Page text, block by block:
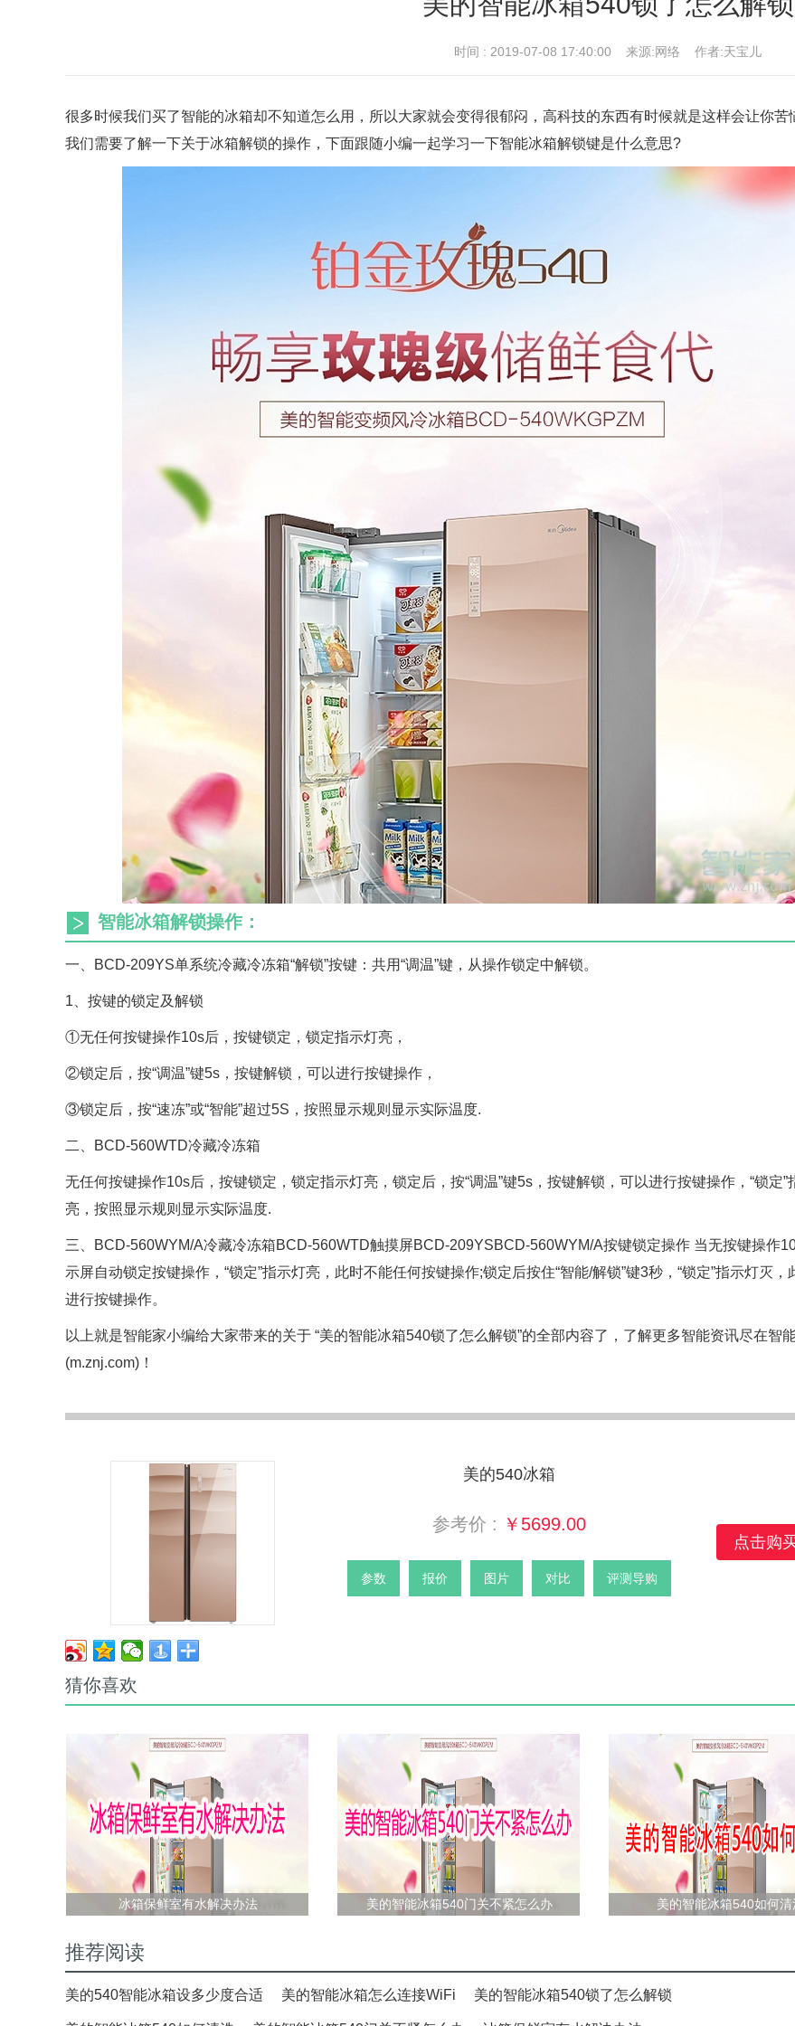
时间 : 2019-07-08 17:40:00 来源:网络 作者:天宝儿
很多时候我们买了智能的冰箱却不知道怎么用，所以大家就会变得很郁闷，高科技的东西有时候就是这样会让你苦
我们需要了解一下关于冰箱解锁的操作，下面跟随小编一起学习一下智能冰箱解锁键是什么意思?
智能冰箱解锁操作：
一、BCD-209YS单系统冷藏冷冻箱“解锁”按键：共用“调温”键，从操作锁定中解锁。
1、按键的锁定及解锁
①无任何按键操作10s后，按键锁定，锁定指示灯亮，
②锁定后，按“调温”键5s，按键解锁，可以进行按键操作，
③锁定后，按“速冻”或“智能”超过5S，按照显示规则显示实际温度.
二、BCD-560WTD冷藏冷冻箱
无任何按键操作10s后，按键锁定，锁定指示灯亮，锁定后，按“调温”键5s，按键解锁，可以进行按键操作，“锁定”
亮，按照显示规则显示实际温度.
三、BCD-560WYM/A冷藏冷冻箱BCD-560WTD触摸屏BCD-209YSBCD-560WYM/A按键锁定操作 当无按键操作
示屏自动锁定按键操作，“锁定”指示灯亮，此时不能任何按键操作;锁定后按住“智能/解锁”键3秒，“锁定”指示灯灭，
进行按键操作。
以上就是智能家小编给大家带来的关于 “美的智能冰箱540锁了怎么解锁”的全部内容了， 了解更多智能资讯尽在智
(m.znj.com) ！
点击购
美的540冰箱
参考价 : ￥5699.00
参数 报价 图片 对比 评测导购
猜你喜欢
冰箱保鲜室有水解决办法 美的智能冰箱540门关不紧怎么办 美的智能冰箱540如何清
推荐阅读
美的540智能冰箱设多少度合适 美的智能冰箱怎么连接WiFi 美的智能冰箱540锁了怎么解锁